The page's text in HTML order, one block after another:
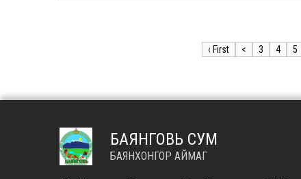
‹ First < 3 4 5
БАЯНГОВЬ СУМ
БАЯНХОНГОР АЙМАГ